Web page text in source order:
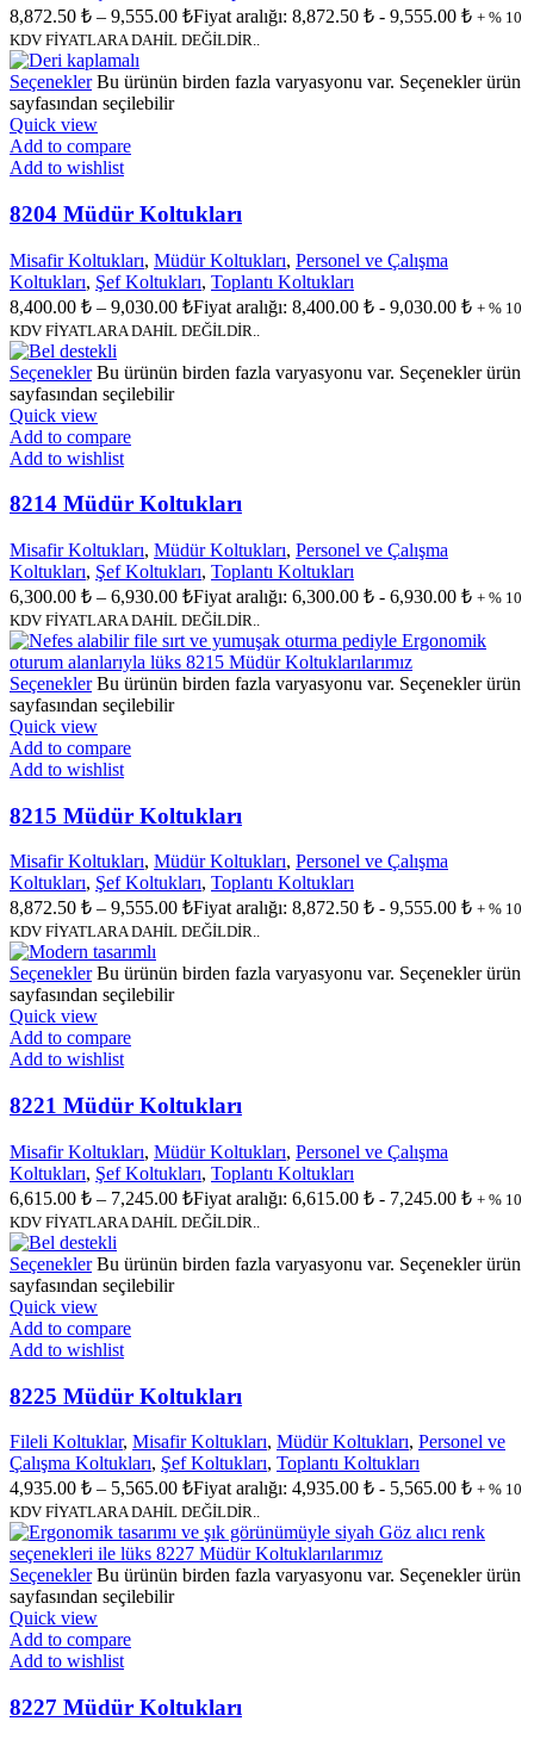
8,872.50 ₺ – 9,555.00 ₺Fiyat aralığı: 8,872.50 ₺ - 9,555.00 ₺ + % 10
KDV FİYATLARA DAHİL DEĞİLDİR..
Seçenekler Bu ürünün birden fazla varyasyonu var. Seçenekler ürün
sayfasından seçilebilir
Quick view
Add to compare
Add to wishlist
8204 Müdür Koltukları
Misafir Koltukları, Müdür Koltukları, Personel ve Çalışma
Koltukları, Şef Koltukları, Toplantı Koltukları
8,400.00 ₺ – 9,030.00 ₺Fiyat aralığı: 8,400.00 ₺ - 9,030.00 ₺ + % 10
KDV FİYATLARA DAHİL DEĞİLDİR..
Seçenekler Bu ürünün birden fazla varyasyonu var. Seçenekler ürün
sayfasından seçilebilir
Quick view
Add to compare
Add to wishlist
8214 Müdür Koltukları
Misafir Koltukları, Müdür Koltukları, Personel ve Çalışma
Koltukları, Şef Koltukları, Toplantı Koltukları
6,300.00 ₺ – 6,930.00 ₺Fiyat aralığı: 6,300.00 ₺ - 6,930.00 ₺ + % 10
KDV FİYATLARA DAHİL DEĞİLDİR..
Seçenekler Bu ürünün birden fazla varyasyonu var. Seçenekler ürün
sayfasından seçilebilir
Quick view
Add to compare
Add to wishlist
8215 Müdür Koltukları
Misafir Koltukları, Müdür Koltukları, Personel ve Çalışma
Koltukları, Şef Koltukları, Toplantı Koltukları
8,872.50 ₺ – 9,555.00 ₺Fiyat aralığı: 8,872.50 ₺ - 9,555.00 ₺ + % 10
KDV FİYATLARA DAHİL DEĞİLDİR..
Seçenekler Bu ürünün birden fazla varyasyonu var. Seçenekler ürün
sayfasından seçilebilir
Quick view
Add to compare
Add to wishlist
8221 Müdür Koltukları
Misafir Koltukları, Müdür Koltukları, Personel ve Çalışma
Koltukları, Şef Koltukları, Toplantı Koltukları
6,615.00 ₺ – 7,245.00 ₺Fiyat aralığı: 6,615.00 ₺ - 7,245.00 ₺ + % 10
KDV FİYATLARA DAHİL DEĞİLDİR..
Seçenekler Bu ürünün birden fazla varyasyonu var. Seçenekler ürün
sayfasından seçilebilir
Quick view
Add to compare
Add to wishlist
8225 Müdür Koltukları
Fileli Koltuklar, Misafir Koltukları, Müdür Koltukları, Personel ve
Çalışma Koltukları, Şef Koltukları, Toplantı Koltukları
4,935.00 ₺ – 5,565.00 ₺Fiyat aralığı: 4,935.00 ₺ - 5,565.00 ₺ + % 10
KDV FİYATLARA DAHİL DEĞİLDİR..
Seçenekler Bu ürünün birden fazla varyasyonu var. Seçenekler ürün
sayfasından seçilebilir
Quick view
Add to compare
Add to wishlist
8227 Müdür Koltukları